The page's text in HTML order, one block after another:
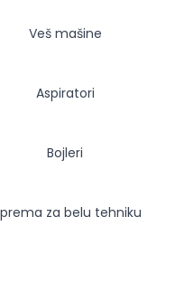
Veš mašine
Aspiratori
Bojleri
za belu tehniku